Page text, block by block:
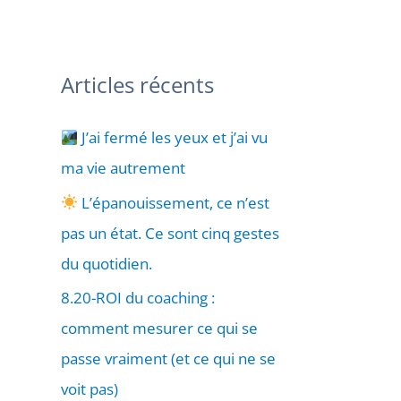
Articles récents
J’ai fermé les yeux et j’ai vu
ma vie autrement
L’épanouissement, ce n’est
pas un état. Ce sont cinq gestes
du quotidien.
8.20-ROI du coaching :
comment mesurer ce qui se
passe vraiment (et ce qui ne se
voit pas)